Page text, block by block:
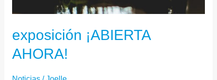
exposición ¡ABIERTA
AHORA!